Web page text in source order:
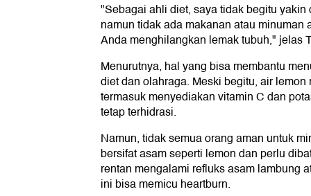
"Sebagai ahli diet, saya tidak begitu
namun tidak ada makanan atau minuman
Anda menghilangkan lemak tubuh," jelas
Menurutnya, hal yang bisa membantu
diet dan olahraga. Meski begitu, air
termasuk menyediakan vitamin C dan
tetap terhidrasi.
Namun, tidak semua orang aman untuk
bersifat asam seperti lemon dan perlu
rentan mengalami refluks asam lambung
ini bisa memicu heartburn.